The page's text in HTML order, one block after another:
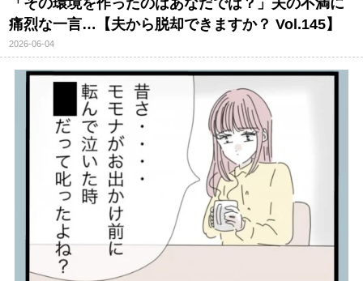
「その環境を作ったのはあなだでは？」夫の不満に
痛烈な一言…【夫から脱却できますか？ Vol.145】
2026-06-04